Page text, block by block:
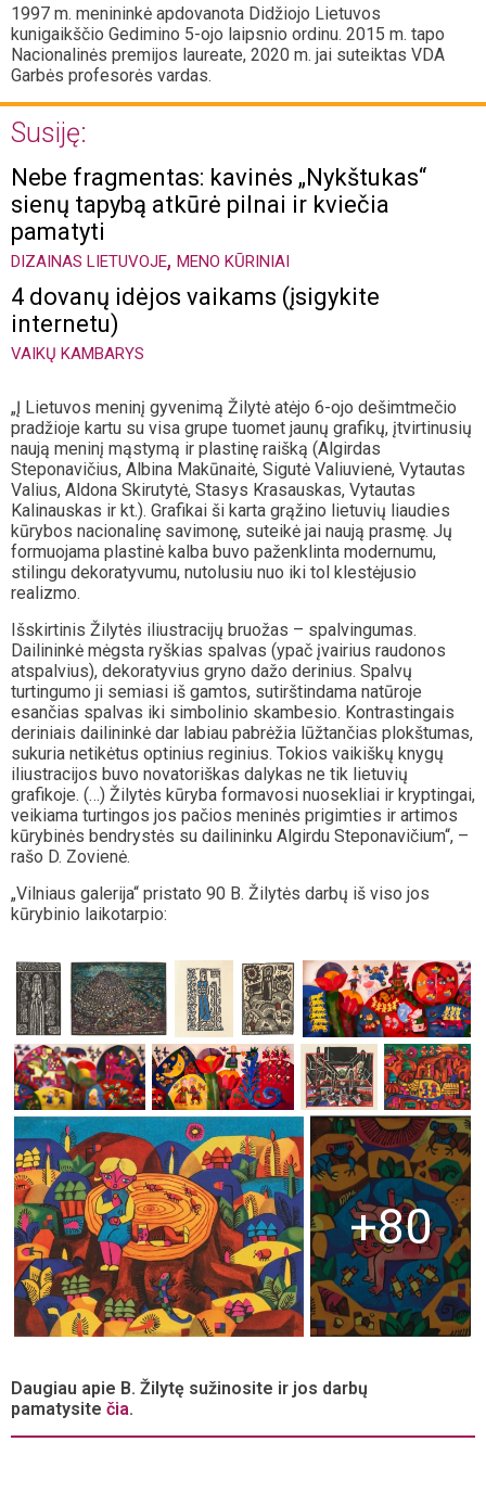
1997 m. menininkė apdovanota Didžiojo Lietuvos
kunigaikščio Gedimino 5-ojo laipsnio ordinu. 2015 m. tapo
Nacionalinės premijos laureate, 2020 m. jai suteiktas VDA
Garbės profesorės vardas.
Susiję:
Nebe fragmentas: kavinės „Nykštukas“
sienų tapybą atkūrė pilnai ir kviečia
pamatyti
DIZAINAS LIETUVOJE, MENO KŪRINIAI
4 dovanų idėjos vaikams (įsigykite
internetu)
VAIKŲ KAMBARYS
„Į Lietuvos meninį gyvenimą Žilytė atėjo 6-ojo dešimtmečio
pradžioje kartu su visa grupe tuomet jaunų grafikų, įtvirtinusių
naują meninį mąstymą ir plastinę raišką (Algirdas
Steponavičius, Albina Makūnaitė, Sigutė Valiuvienė, Vytautas
Valius, Aldona Skirutytė, Stasys Krasauskas, Vytautas
Kalinauskas ir kt.). Grafikai ši karta grąžino lietuvių liaudies
kūrybos nacionalinę savimonę, suteikė jai naują prasmę. Jų
formuojama plastinė kalba buvo paženklinta modernumu,
stilingu dekoratyvumu, nutolusiu nuo iki tol klestėjusio
realizmo.
Išskirtinis Žilytės iliustracijų bruožas – spalvingumas.
Dailininkė mėgsta ryškias spalvas (ypač įvairius raudonos
atspalvius), dekoratyvius gryno dažo derinius. Spalvų
turtingumo ji semiasi iš gamtos, sutirštindama natūroje
esančias spalvas iki simbolinio skambesio. Kontrastingais
deriniais dailininkė dar labiau pabrėžia lūžtančias plokštumas,
sukuria netikėtus optinius reginius. Tokios vaikiškų knygų
iliustracijos buvo novatoriškas dalykas ne tik lietuvių
grafikoje. (…) Žilytės kūryba formavosi nuosekliai ir kryptingai,
veikiama turtingos jos pačios meninės prigimties ir artimos
kūrybinės bendrystės su dailininku Algirdu Steponavičium“, –
rašo D. Zovienė.
„Vilniaus galerija“ pristato 90 B. Žilytės darbų iš viso jos
kūrybinio laikotarpio:
+80
Daugiau apie B. Žilytę sužinosite ir jos darbų
pamatysite čia.